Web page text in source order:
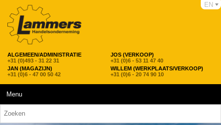
ALGEMEEN/ADMINISTRATIE
+31 (0)493 - 31 22 31
JOS (VERKOOP)
+31 (0)6 - 53 11 47 40
JAN (MAGAZIJN)
+31 (0)6 - 47 00 50 42
WILLEM (WERKPLAATS/VERKOOP)
+31 (0)6 - 20 74 90 10
EN
Menu